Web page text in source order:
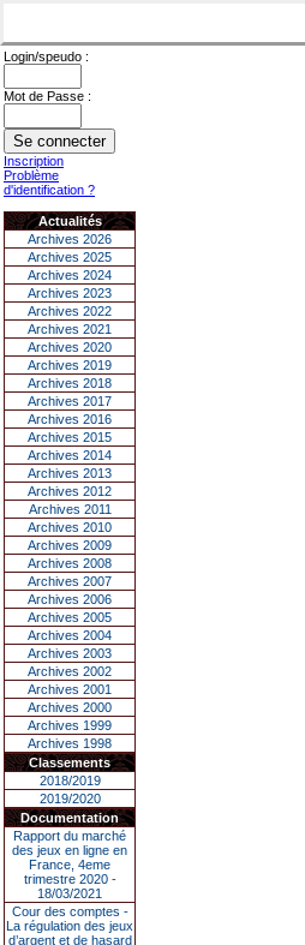
Login/speudo :
Mot de Passe :
Inscription
Problème
d'identification ?
Actualités
Archives 2026
Archives 2025
Archives 2024
Archives 2023
Archives 2022
Archives 2021
Archives 2020
Archives 2019
Archives 2018
Archives 2017
Archives 2016
Archives 2015
Archives 2014
Archives 2013
Archives 2012
Archives 2011
Archives 2010
Archives 2009
Archives 2008
Archives 2007
Archives 2006
Archives 2005
Archives 2004
Archives 2003
Archives 2002
Archives 2001
Archives 2000
Archives 1999
Archives 1998
Classements
2018/2019
2019/2020
Documentation
Rapport du marché
des jeux en ligne en
France, 4eme
trimestre 2020 -
18/03/2021
Cour des comptes -
La régulation des jeux
d’argent et de hasard